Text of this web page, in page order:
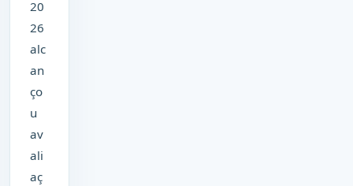
20
26
alc
an
ço
u
av
ali
aç